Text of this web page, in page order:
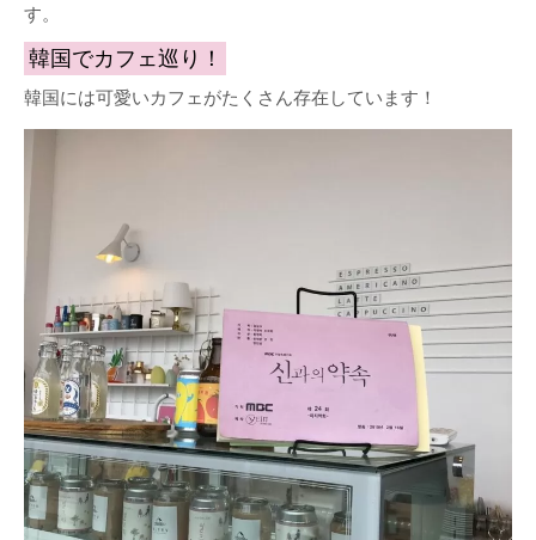
す。
韓国でカフェ巡り！
韓国には可愛いカフェがたくさん存在しています！